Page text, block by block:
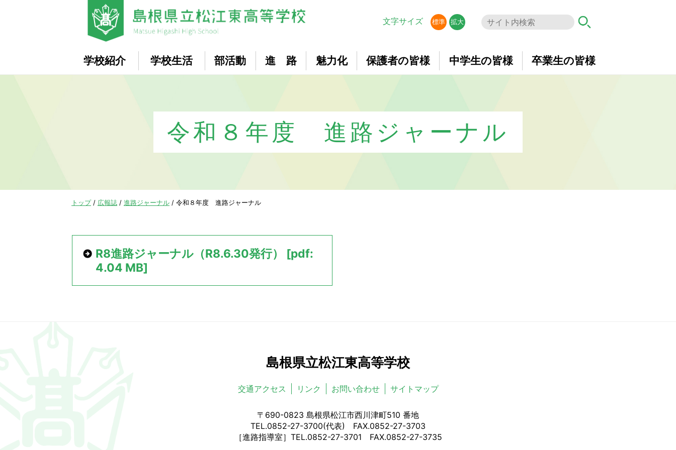
文字サイズ
標準 拡大
学校紹介 学校生活 部活動 進 路 魅力化 保護者の皆様 中学生の皆様 卒業生の皆様
令和８年度 進路ジャーナル
現
位
トップ/ 広報誌 / 進路ジャーナル / 令和８年度 進路ジャーナル
R8進路ジャーナル（R8.6.30発行） [pdf:
4.04 MB]
島根県立松江東高等学校
交通アクセス リンク お問い合わせ サイトマップ
〒690-0823 島根県松江市西川津町510 番地
TEL.0852-27-3700(代表) FAX.0852-27-3703
［進路指導室］TEL.0852-27-3701 FAX.0852-27-3735